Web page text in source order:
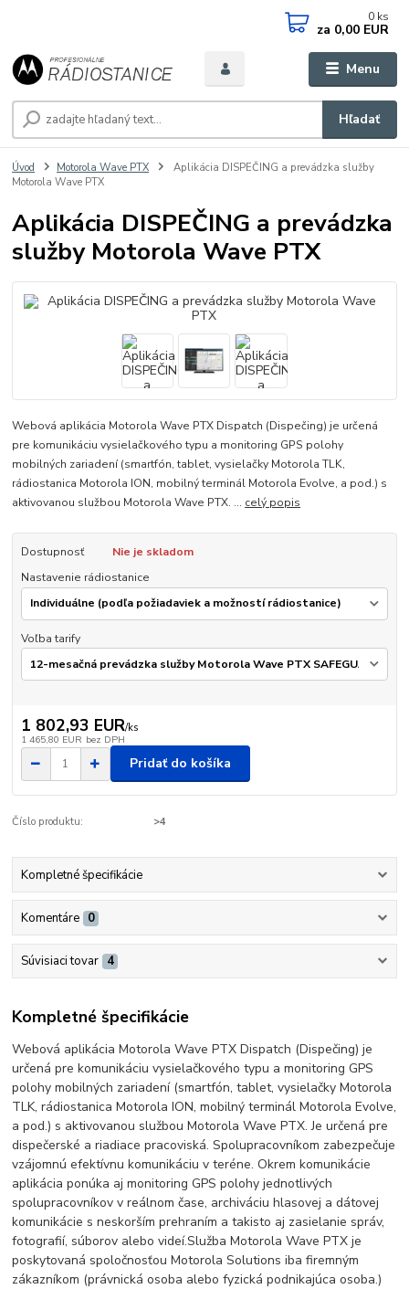
Menu
Hľadať
0 ks
za 0,00 EUR
Úvod Motorola Wave PTX
Aplikácia DISPEČING a prevádzka služby
Motorola Wave PTX
Aplikácia DISPEČING a prevádzka
služby Motorola Wave PTX
Webová aplikácia Motorola Wave PTX Dispatch (Dispečing) je určená
pre komunikáciu vysielačkového typu a monitoring GPS polohy
mobilných zariadení (smartfón, tablet, vysielačky Motorola TLK,
rádiostanica Motorola ION, mobilný terminál Motorola Evolve, a pod.) s
aktivovanou službou Motorola Wave PTX. ... celý popis
Dostupnosť
Nie je skladom
Nastavenie rádiostanice
Voľba tarify
1 802,93 EUR/ks
1 465,80 EUR bez DPH
Pridať do košíka
Číslo produktu: >4
Kompletné špecifikácie
Komentáre 0
Súvisiaci tovar 4
Kompletné špecifikácie
Webová aplikácia Motorola Wave PTX Dispatch (Dispečing) je
určená pre komunikáciu vysielačkového typu a monitoring GPS
polohy mobilných zariadení (smartfón, tablet, vysielačky Motorola
TLK, rádiostanica Motorola ION, mobilný terminál Motorola Evolve,
a pod.) s aktivovanou službou Motorola Wave PTX. Je určená pre
dispečerské a riadiace pracoviská. Spolupracovníkom zabezpečuje
vzájomnú efektívnu komunikáciu v teréne.Okrem komunikácie
aplikácia ponúka aj monitoring GPS polohy jednotlivých
spolupracovníkov v reálnom čase, archiváciu hlasovej a dátovej
komunikácie s neskorším prehraním a takisto aj zasielanie správ,
fotografií, súborov alebo videí.Služba Motorola Wave PTX je
poskytovaná spoločnosťou Motorola Solutions iba firemným
zákazníkom (právnická osoba alebo fyzická podnikajúca osoba.)